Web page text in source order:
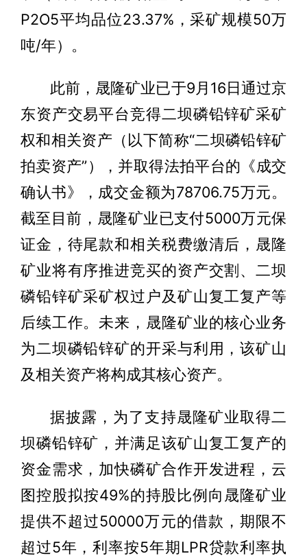
P2O5平均品位23.37%，采矿规模50万
吨/年）。
此前，晟隆矿业已于9月16日通过京
东资产交易平台竞得二坝磷铅锌矿采矿
权和相关资产（以下简称“二坝磷铅锌矿
拍卖资产”），并取得法拍平台的《成交
确认书》，成交金额为78706.75万元。
截至目前，晟隆矿业已支付5000万元保
证金，待尾款和相关税费缴清后，晟隆
矿业将有序推进竞买的资产交割、二坝
磷铅锌矿采矿权过户及矿山复工复产等
后续工作。未来，晟隆矿业的核心业务
为二坝磷铅锌矿的开采与利用，该矿山
及相关资产将构成其核心资产。
据披露，为了支持晟隆矿业取得二
坝磷铅锌矿，并满足该矿山复工复产的
资金需求，加快磷矿合作开发进程，云
图控股拟按49%的持股比例向晟隆矿业
提供不超过50000万元的借款，期限不
超过5年，利率按5年期LPR贷款利率执